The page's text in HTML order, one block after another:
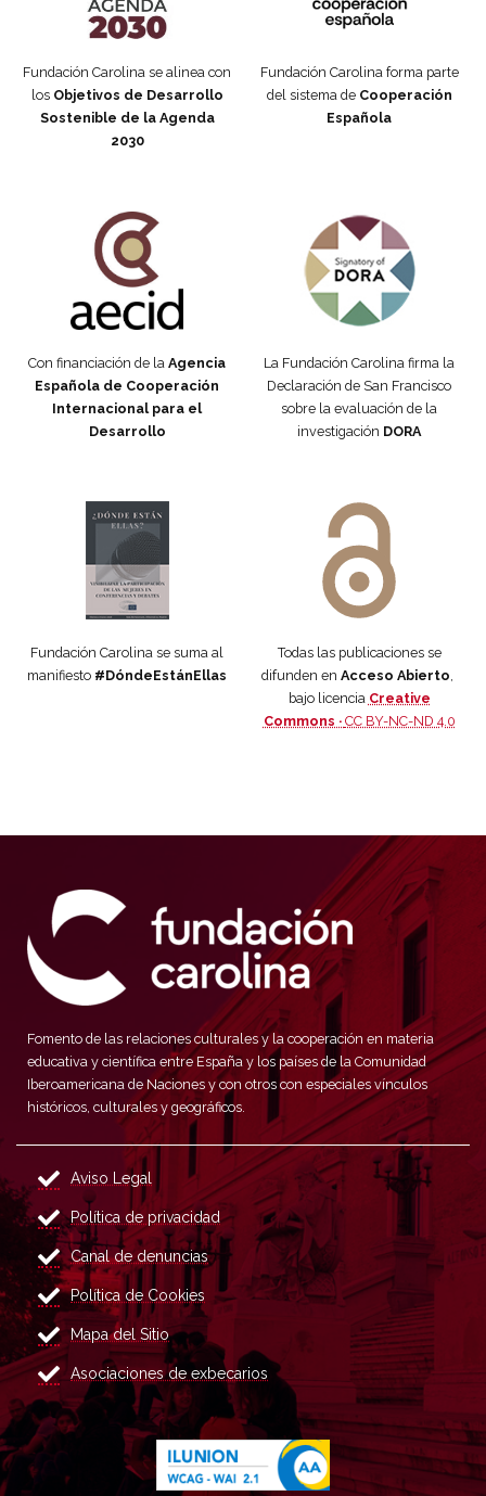
Fundación Carolina se alinea con
los Objetivos de Desarrollo
Sostenible de la Agenda
2030
Fundación Carolina forma parte
del sistema de Cooperación
Española
Con financiación de la Agencia
Española de Cooperación
Internacional para el
Desarrollo
La Fundación Carolina firma la
Declaración de San Francisco
sobre la evaluación de la
investigación DORA
Fundación Carolina se suma al
manifiesto #DóndeEstánEllas
Todas las publicaciones se
difunden en Acceso Abierto,
bajo licencia Creative
Commons · CC BY-NC-ND 4.0
Fomento de las relaciones culturales y la cooperación en materia
educativa y científica entre España y los países de la Comunidad
Iberoamericana de Naciones y con otros con especiales vínculos
históricos, culturales y geográficos.
Aviso Legal
Política de privacidad
Canal de denuncias
Política de Cookies
Mapa del Sitio
Asociaciones de exbecarios